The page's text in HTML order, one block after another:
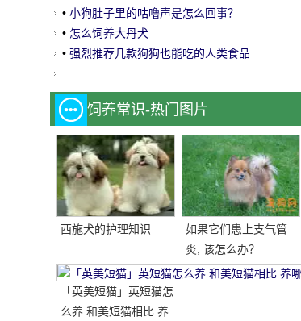
• 小狗肚子里的咕噜声是怎么回事？
• 怎么饲养大丹犬
• 强烈推荐几款狗狗也能吃的人类食品
饲养常识-热门图片
西施犬的护理知识
如果它们患上支气管
炎, 该怎么办？
「英美短猫」英短猫怎
么养 和美短猫相比 养